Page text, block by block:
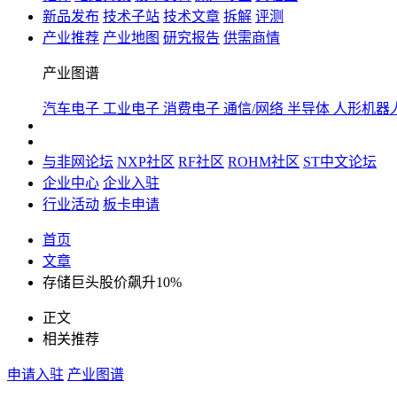
新品发布 技术子站 技术文章 拆解 评测
产业推荐 产业地图 研究报告 供需商情
产业图谱
汽车电子 工业电子 消费电子 通信/网络 半导体 人形机器
与非网论坛 NXP社区 RF社区 ROHM社区 ST中文论坛
企业中心 企业入驻
行业活动 板卡申请
首页
文章
存储巨头股价飙升10%
正文
相关推荐
申请入驻 产业图谱